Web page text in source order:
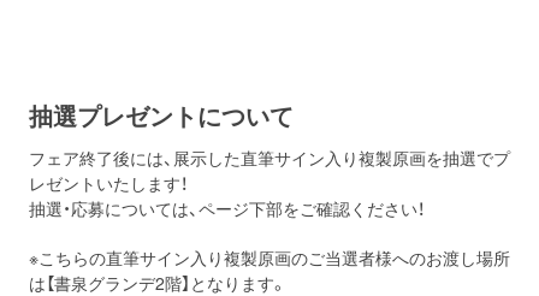
抽選プレゼントについて
フェア終了後には、展示した直筆サイン入り複製原画を抽選でプ
レゼントいたします！
抽選・応募については、ページ下部をご確認ください！
※こちらの直筆サイン入り複製原画のご当選者様へのお渡し場所
は【書泉グランデ2階】となります。